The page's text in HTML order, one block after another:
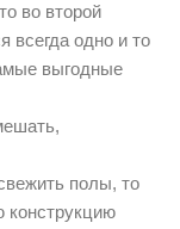
во второй
всегда одно и то
выгодные
полы, то
конструкцию